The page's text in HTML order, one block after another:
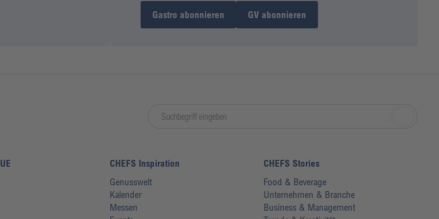
Gastro abonnieren GV abonnieren
CHEFS Inspiration
Genusswelt
Kalender
Messen
CHEFS Stories
Food & Beverage
Unternehmen & Branche
Business & Management